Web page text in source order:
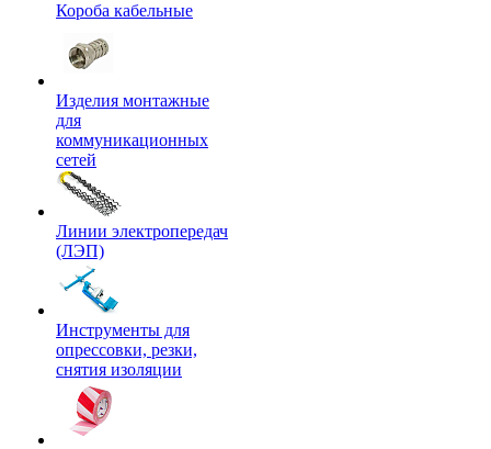
Короба кабельные
Изделия монтажные
для
коммуникационных
сетей
Линии электропередач
(ЛЭП)
Инструменты для
опрессовки, резки,
снятия изоляции